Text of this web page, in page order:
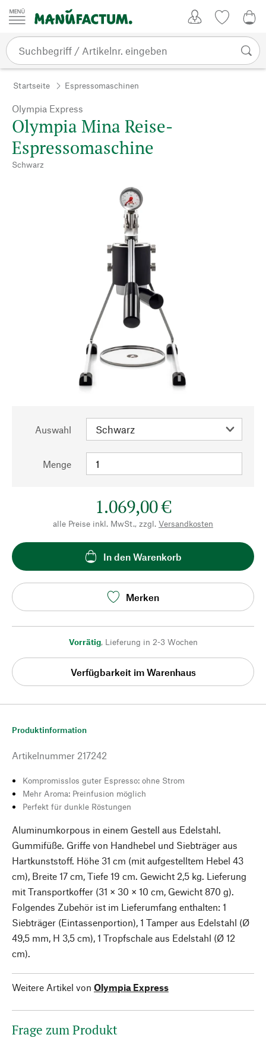
Zum Inhalt springen
Startseite Espressomaschinen
Olympia Express
Olympia Mina Reise-
Espressomaschine
Schwarz
Auswahl
Menge
1.069,00 €
alle Preise inkl. MwSt., zzgl. Versandkosten
In den Warenkorb
Merken
Vorrätig, Lieferung in 2-3 Wochen
Verfügbarkeit im Warenhaus
Produktinformation
Artikelnummer 217242
Kompromisslos guter Espresso: ohne Strom
Mehr Aroma: Preinfusion möglich
Perfekt für dunkle Röstungen
Aluminumkorpous in einem Gestell aus Edelstahl.
Gummifüße. Griffe von Handhebel und Siebträger aus
Hartkunststoff. Höhe 31 cm (mit aufgestelltem Hebel 43
cm), Breite 17 cm, Tiefe 19 cm. Gewicht 2,5 kg. Lieferung
mit Transportkoffer (31 × 30 × 10 cm, Gewicht 870 g).
Folgendes Zubehör ist im Lieferumfang enthalten: 1
Siebträger (Eintassenportion), 1 Tamper aus Edelstahl (Ø
49,5 mm, H 3,5 cm), 1 Tropfschale aus Edelstahl (Ø 12
cm).
Weitere Artikel von Olympia Express
Frage zum Produkt